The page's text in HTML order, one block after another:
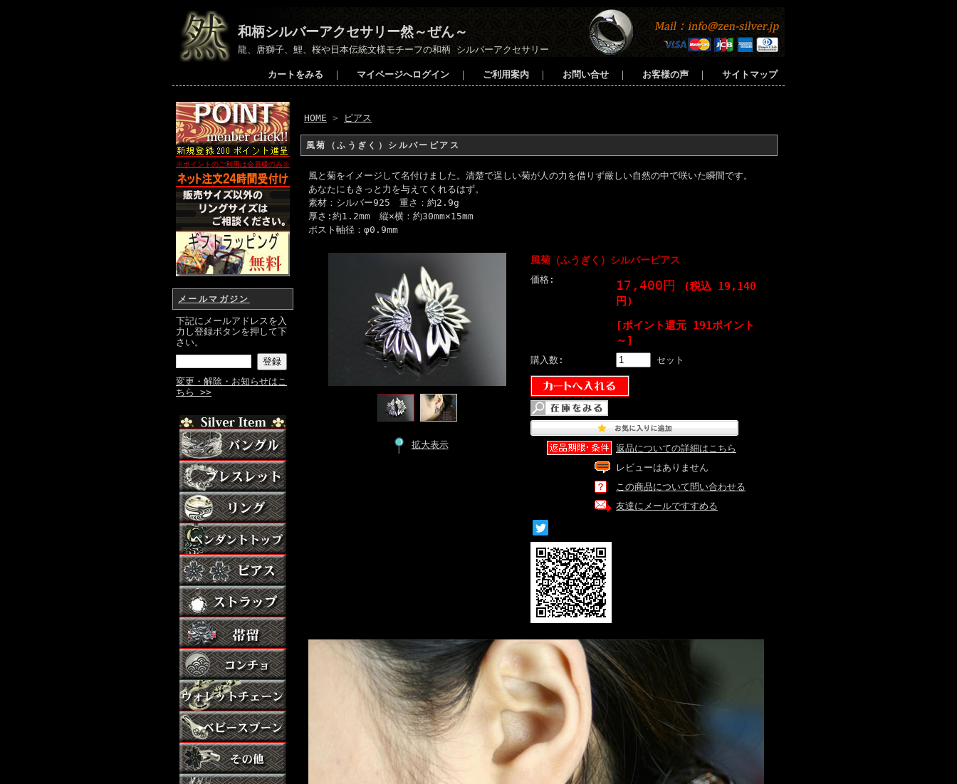
和柄シルバーアクセサリー然～ぜん～
龍、唐獅子、鯉、桜や日本伝統文様モチーフの和柄 シルバーアクセサリー
カートをみる ｜ マイページへログイン ｜ ご利用案内 ｜ お問い合せ ｜ お客様の声 ｜ サイトマップ
※ポイントのご利用は会員様のみ※
メールマガジン
下記にメールアドレスを入
力し登録ボタンを押して下
さい。
変更・解除・お知らせはこ
ちら >>
HOME > ピアス
風菊（ふうぎく）シルバーピアス
風と菊をイメージして名付けました。清楚で逞しい菊が人の力を借りず厳しい自然の中で咲いた瞬間です。
あなたにもきっと力を与えてくれるはず。
素材：シルバー925 重さ：約2.9g
厚さ:約1.2mm 縦×横：約30mm×15mm
ポスト軸径：φ0.9mm
拡大表示
風菊（ふうぎく）シルバーピアス
価格: 17,400円
(税込 19,140
円)
[ポイント還元 191ポイント
～]
購入数: セット
返品についての詳細はこちら
レビューはありません
この商品について問い合わせる
友達にメールですすめる